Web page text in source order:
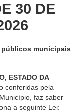
30 DE
municipais
ESTADO DA
conferidas pela
faz saber
a seguinte Lei: